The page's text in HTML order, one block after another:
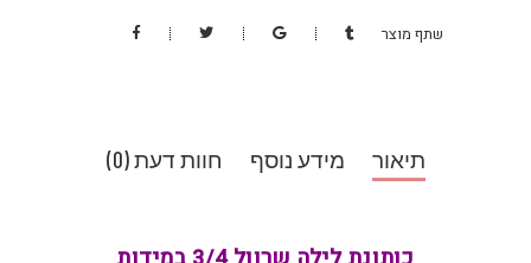
שתף מוצר
תיאור מידע נוסף חוות דעת (0)